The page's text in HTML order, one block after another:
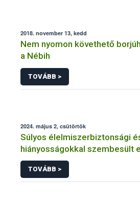
2018. november 13, kedd
Nem nyomon követhető
a Nébih
TOVÁBB >
2024. május 2, csütörtök
Súlyos élelmiszerbiztonsági
hiányosságokkal szembesült
vendéglátóhelyen a Nébih
TOVÁBB >